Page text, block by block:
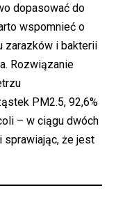
dopasować do
wspomnieć o
zarazków i bakterii
Rozwiązanie
PM2.5, 92,6%
– w ciągu dwóch
że jest